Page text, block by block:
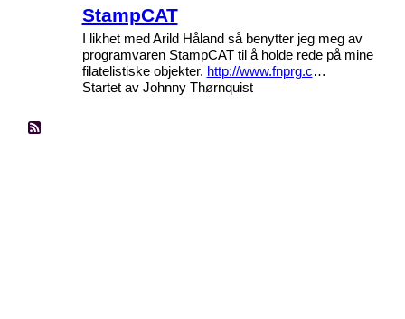
StampCAT
I likhet med Arild Håland så benytter jeg meg av
programvaren StampCAT til å holde rede på mine
filatelistiske objekter. http://www.fnprg.c…
Startet av Johnny Thørnquist